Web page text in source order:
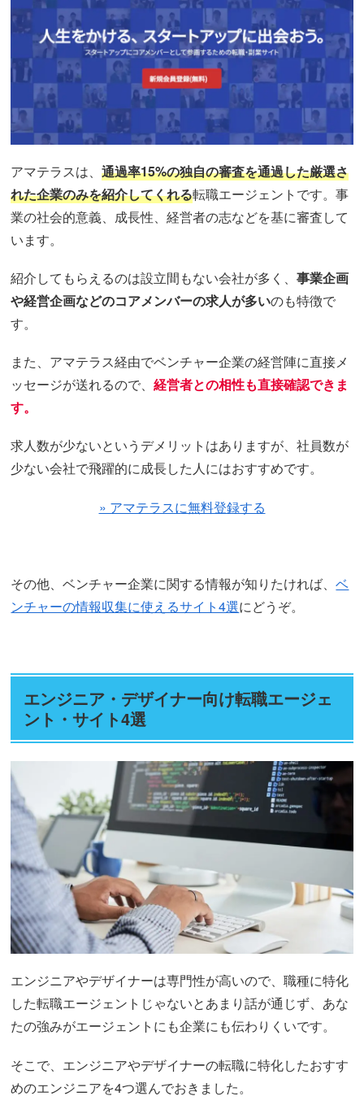
アマテラスは、通過率15%の独自の審査を通過した厳選さ
れた企業のみを紹介してくれる転職エージェントです。事
業の社会的意義、成長性、経営者の志などを基に審査して
います。
紹介してもらえるのは設立間もない会社が多く、事業企画
や経営企画などのコアメンバーの求人が多いのも特徴で
す。
また、アマテラス経由でベンチャー企業の経営陣に直接メ
ッセージが送れるので、経営者との相性も直接確認できま
す。
求人数が少ないというデメリットはありますが、社員数が
少ない会社で飛躍的に成長した人にはおすすめです。
» アマテラスに無料登録する
その他、ベンチャー企業に関する情報が知りたければ、ベ
ンチャーの情報収集に使えるサイト4選にどうぞ。
エンジニア・デザイナー向け転職エージェ
ント・サイト4選
エンジニアやデザイナーは専門性が高いので、職種に特化
した転職エージェントじゃないとあまり話が通じず、あな
たの強みがエージェントにも企業にも伝わりくいです。
そこで、エンジニアやデザイナーの転職に特化したおすす
めのエンジニアを4つ選んでおきました。